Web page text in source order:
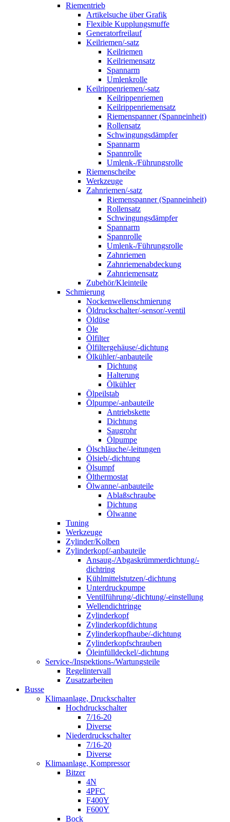
Riementrieb
Artikelsuche über Grafik
Flexible Kupplungsmuffe
Generatorfreilauf
Keilriemen/-satz
Keilriemen
Keilriemensatz
Spannarm
Umlenkrolle
Keilrippenriemen/-satz
Keilrippenriemen
Keilrippenriemensatz
Riemenspanner (Spanneinheit)
Rollensatz
Schwingungsdämpfer
Spannarm
Spannrolle
Umlenk-/Führungsrolle
Riemenscheibe
Werkzeuge
Zahnriemen/-satz
Riemenspanner (Spanneinheit)
Rollensatz
Schwingungsdämpfer
Spannarm
Spannrolle
Umlenk-/Führungsrolle
Zahnriemen
Zahnriemenabdeckung
Zahnriemensatz
Zubehör/Kleinteile
Schmierung
Nockenwellenschmierung
Öldruckschalter/-sensor/-ventil
Öldüse
Öle
Ölfilter
Ölfiltergehäuse/-dichtung
Ölkühler/-anbauteile
Dichtung
Halterung
Ölkühler
Ölpeilstab
Ölpumpe/-anbauteile
Antriebskette
Dichtung
Saugrohr
Ölpumpe
Ölschläuche/-leitungen
Ölsieb/-dichtung
Ölsumpf
Ölthermostat
Ölwanne/-anbauteile
Ablaßschraube
Dichtung
Ölwanne
Tuning
Werkzeuge
Zylinder/Kolben
Zylinderkopf/-anbauteile
Ansaug-/Abgaskrümmerdichtung/-
dichtring
Kühlmittelstutzen/-dichtung
Unterdruckpumpe
Ventilführung/-dichtung/-einstellung
Wellendichtringe
Zylinderkopf
Zylinderkopfdichtung
Zylinderkopfhaube/-dichtung
Zylinderkopfschrauben
Öleinfülldeckel/-dichtung
Service-/Inspektions-/Wartungsteile
Regelintervall
Zusatzarbeiten
Busse
Klimaanlage, Druckschalter
Hochdruckschalter
7/16-20
Diverse
Niederdruckschalter
7/16-20
Diverse
Klimaanlage, Kompressor
Bitzer
4N
4PFC
F400Y
F600Y
Bock